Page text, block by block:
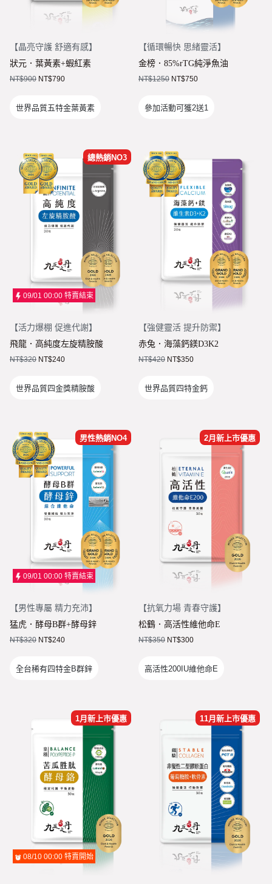
英雄．20倍南瓜籽+茄紅素
順暢．470億ABC益生菌
貴妃．蔓越莓益生菌+甘露糖+維他命C
欣喜．L–色胺酸
新品上市
御寧．甘胺酸鎂
皇穩．苦瓜胜肽+酵母鉻
鐵騎．PCTII+葡萄糖胺+軟骨素
黑帝．生物素+鋅+鐵+白首烏
鋼韌．高單位MSM
九五闆闆的蝦皮套件
蝦皮全站廣告工具
蝦皮黑名單平台
FB粉絲團
官方Line
客服專線
06-2085503
AM10:00 ~ PM06:00
【晶亮守護 舒適有感】
狀元．葉黃素+蝦紅素
NT$900 NT$790
世界品質五特金葉黃素
【循環暢快 思緒靈活】
金榜．85%rTG純淨魚油
NT$1250 NT$750
參加活動可獲2送1
總熱銷NO3
【活力爆棚 促進代謝】
飛龍．高純度左旋精胺酸
09/01 00:00 特賣結束
NT$320 NT$240
世界品質四金獎精胺酸
【強健靈活 提升防禦】
赤兔．海藻鈣鎂D3K2
NT$420 NT$350
世界品質四特金鈣
男性熱銷NO4
【男性專屬 精力充沛】
猛虎．酵母B群+酵母鋅
09/01 00:00 特賣結束
NT$320 NT$240
全台稀有四特金B群鋅
2月新上市優惠
【抗氧力場 青春守護】
松鶴．高活性維他命E
NT$350 NT$300
高活性200IU維他命E
1月新上市優惠
08/10 00:00 特賣開始
11月新上市優惠